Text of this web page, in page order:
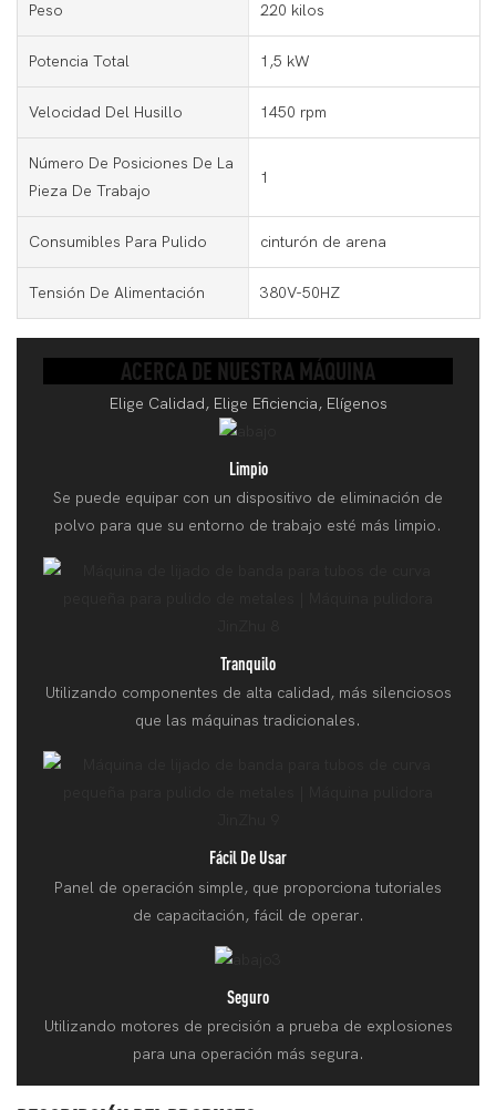
Peso 220 kilos
Potencia Total 1,5 kW
Velocidad Del Husillo 1450 rpm
Número De Posiciones De La
Pieza De Trabajo
1
Consumibles Para Pulido cinturón de arena
Tensión De Alimentación 380V-50HZ
ACERCA DE NUESTRA MÁQUINA
Elige Calidad, Elige Eficiencia, Elígenos
Limpio
Se puede equipar con un dispositivo de eliminación de
polvo para que su entorno de trabajo esté más limpio.
Tranquilo
Utilizando componentes de alta calidad, más silenciosos
que las máquinas tradicionales.
Fácil De Usar
Panel de operación simple, que proporciona tutoriales
de capacitación, fácil de operar.
Seguro
Utilizando motores de precisión a prueba de explosiones
para una operación más segura.